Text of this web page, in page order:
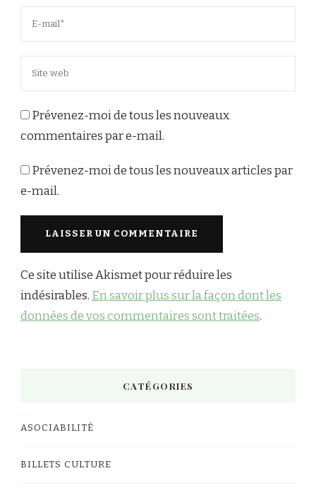
Prévenez-moi de tous les nouveaux
commentaires par e-mail.
Prévenez-moi de tous les nouveaux articles par
e-mail.
Ce site utilise Akismet pour réduire les
indésirables. En savoir plus sur la façon dont les
données de vos commentaires sont traitées.
CATÉGORIES
ASOCIABILITÉ
BILLETS CULTURE